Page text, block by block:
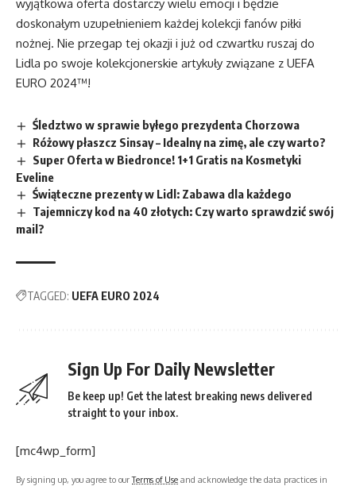
wyjątkowa oferta dostarczy wielu emocji i będzie
doskonałym uzupełnieniem każdej kolekcji fanów piłki
nożnej. Nie przegap tej okazji i już od czwartku ruszaj do
Lidla po swoje kolekcjonerskie artykuły związane z UEFA
EURO 2024™!
Śledztwo w sprawie byłego prezydenta Chorzowa
Różowy płaszcz Sinsay – Idealny na zimę, ale czy warto?
Super Oferta w Biedronce! 1+1 Gratis na Kosmetyki
Eveline
Świąteczne prezenty w Lidl: Zabawa dla każdego
Tajemniczy kod na 40 złotych: Czy warto sprawdzić swój
mail?
TAGGED: UEFA EURO 2024
Sign Up For Daily Newsletter
Be keep up! Get the latest breaking news delivered
straight to your inbox.
[mc4wp_form]
By signing up, you agree to ourTerms of Use and acknowledge the data practices in